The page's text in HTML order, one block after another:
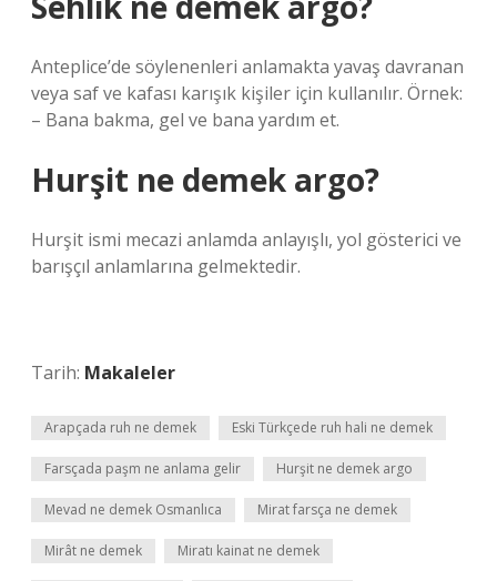
Anteplice’de söylenenleri anlamakta yavaş davranan
veya saf ve kafası karışık kişiler için kullanılır. Örnek:
– Bana bakma, gel ve bana yardım et.
Hurşit ne demek argo?
Hurşit ismi mecazi anlamda anlayışlı, yol gösterici ve
barışçıl anlamlarına gelmektedir.
Tarih: Makaleler
Arapçada ruh ne demek Eski Türkçede ruh hali ne demek
Farsçada paşm ne anlama gelir Hurşit ne demek argo
Mevad ne demek Osmanlıca Mirat farsça ne demek
Mirât ne demek Miratı kainat ne demek